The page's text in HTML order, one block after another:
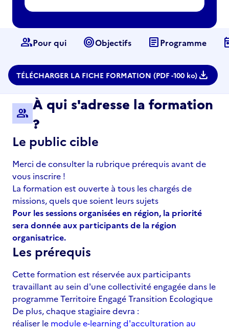
groupPour qui targetObjectifs articleProgramme
TÉLÉCHARGER LA FICHE FORMATION (PDF -100 ko) download
group
À qui s'adresse la formation
?
Le public cible
Merci de consulter la rubrique prérequis avant de
vous inscrire !
La formation est ouverte à tous les chargés de
missions, quels que soient leurs sujets
Pour les sessions organisées en région, la priorité
sera donnée aux participants de la région
organisatrice.
Les prérequis
Cette formation est réservée aux participants
travaillant au sein d'une collectivité engagée dans le
programme Territoire Engagé Transition Ecologique
De plus, chaque stagiaire devra :
réaliser le module e-learning d'acculturation au